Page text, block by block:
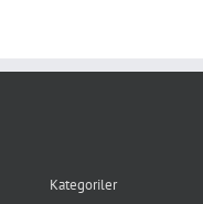
Kategoriler